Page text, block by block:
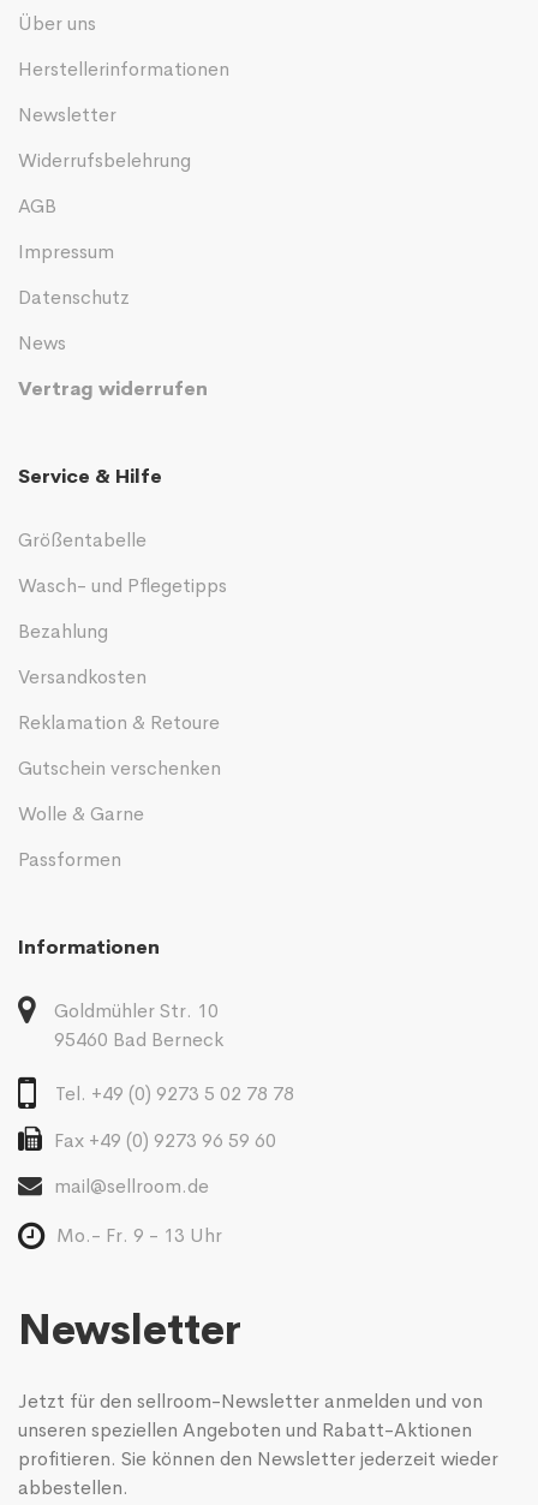
Über uns
Herstellerinformationen
Newsletter
Widerrufsbelehrung
AGB
Impressum
Datenschutz
News
Vertrag widerrufen
Service & Hilfe
Größentabelle
Wasch- und Pflegetipps
Bezahlung
Versandkosten
Reklamation & Retoure
Gutschein verschenken
Wolle & Garne
Passformen
Informationen
Goldmühler Str. 10
95460 Bad Berneck
Tel. +49 (0) 9273 5 02 78 78
Fax +49 (0) 9273 96 59 60
mail@sellroom.de
Mo.- Fr. 9 - 13 Uhr
Newsletter
Jetzt für den sellroom-Newsletter anmelden und von
unseren speziellen Angeboten und Rabatt-Aktionen
profitieren. Sie können den Newsletter jederzeit wieder
abbestellen.